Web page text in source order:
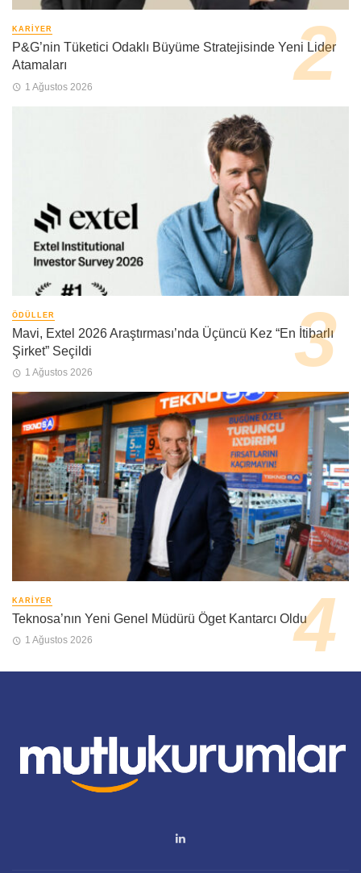
KARIYER
P&G’nin Tüketici Odaklı Büyüme Stratejisinde Yeni Lider
Atamaları
1 Ağustos 2026
ÖDÜLLER
Mavi, Extel 2026 Araştırması’nda Üçüncü Kez “En İtibarlı
Şirket” Seçildi
1 Ağustos 2026
KARIYER
Teknosa’nın Yeni Genel Müdürü Öget Kantarcı Oldu
1 Ağustos 2026